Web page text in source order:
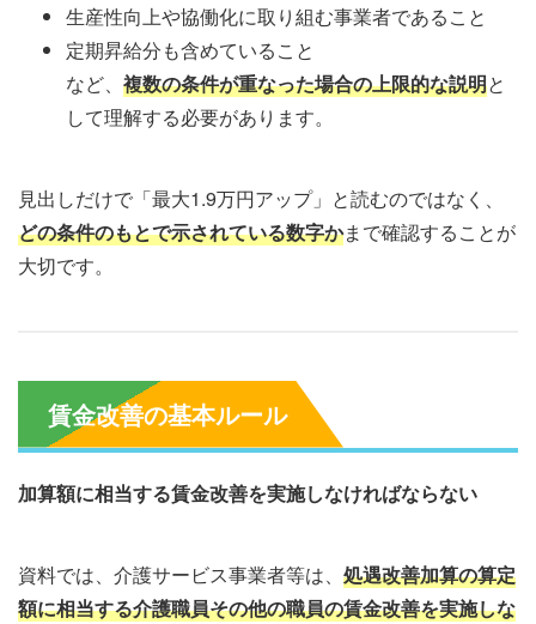
生産性向上や協働化に取り組む事業者であること
定期昇給分も含めていること
など、 複数の条件が重なった場合の上限的な説明と
して理解する必要があります。
見出しだけで「最大1.9万円アップ」と読むのではなく、
どの条件のもとで示されている数字かまで確認することが
大切です。
賃金改善の基本ルール
加算額に相当する賃金改善を実施しなければならない
資料では、介護サービス事業者等は、 処遇改善加算の算定
額に相当する介護職員その他の職員の賃金改善を実施しな